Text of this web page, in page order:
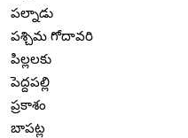
పల్నాడు
పశ్చిమ గోదావరి
పిల్లలకు
పెద్దపల్లి
ప్రకాశం
బాపట్ల